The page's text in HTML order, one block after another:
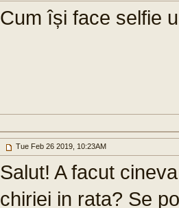
Cum își face selfie
Tue Feb 26 2019, 10:23AM
Salut! A facut
chiriei in rata? Se